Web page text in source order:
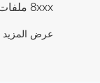
6xxx ملفات سبائك الألومنيوم الخطيرة
عرض المزيد